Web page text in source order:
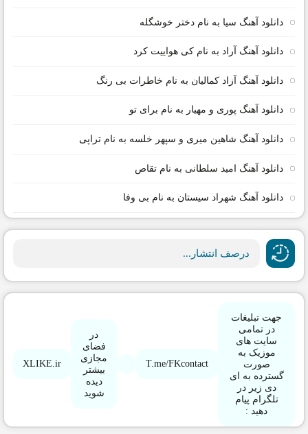
دانلود آهنگ سیا به نام دختر خوشگله
دانلود آهنگ آراد به نام کی هواییت کرد
دانلود آهنگ آزاد کمالیان به نام خاطرات بی رنگ
دانلود آهنگ پوری و مهیار به نام برای تو
دانلود آهنگ شاهین میری و سپهر خلسه به نام تراپی
دانلود آهنگ امید سلطانی به نام تقاص
دانلود آهنگ شهراد سیستان به نام بی وفا
درصف انتشار...
جهت تبلیغات
در تمامی
سایت های
موزیک به
صورت
گسترده به ای
دی زیر در
تلگرام پیام
دهید :
T.me/FKcontact
در
فضای
مجازی
بیشتر
دیده
شوید
XLIKE.ir